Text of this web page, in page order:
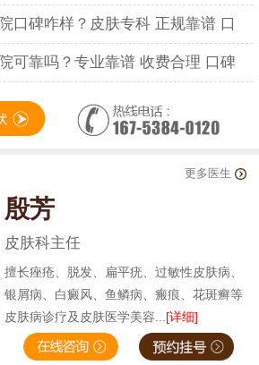
口碑咋样？皮肤专科 正规靠谱 口
可靠吗？专业靠谱 收费合理 口碑
更多医生
殷芳
皮肤科主任
擅长痤疮、脱发、扁平疣、过敏性皮肤病、
银屑病、白癜风、鱼鳞病、瘢痕、花斑癣等
皮肤病诊疗及皮肤医学美容... [详细]